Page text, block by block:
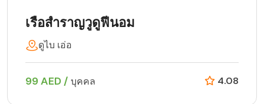
เรือสำราญวูดูฟีนอม
ดูไบ เอ่อ
99 AED / บุคคล 4.08